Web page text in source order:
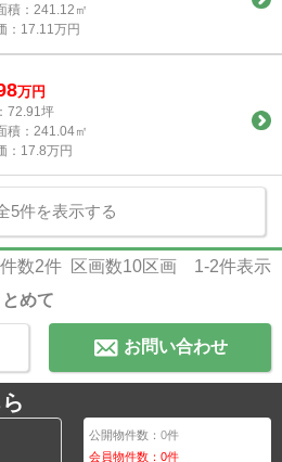
積：241.12㎡
：17.11万円
万円
72.91坪
積：241.04㎡
：17.8万円
5件を表示する
数2件 区画数10区画 1-2件表示
めて
お問い合わせ
公開物件数：0件
会員物件数：0件